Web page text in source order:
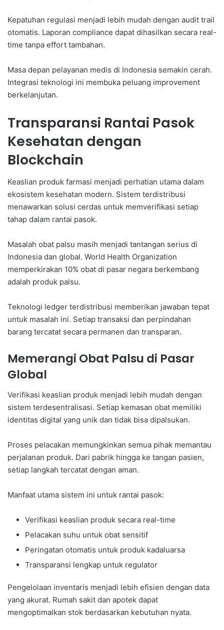
Kepatuhan regulasi menjadi lebih mudah dengan audit trail
otomatis. Laporan compliance dapat dihasilkan secara real-
time tanpa effort tambahan.
Masa depan pelayanan medis di Indonesia semakin cerah.
Integrasi teknologi ini membuka peluang improvement
berkelanjutan.
Transparansi Rantai Pasok
Kesehatan dengan
Blockchain
Keaslian produk farmasi menjadi perhatian utama dalam
ekosistem kesehatan modern. Sistem terdistribusi
menawarkan solusi cerdas untuk memverifikasi setiap
tahap dalam rantai pasok.
Masalah obat palsu masih menjadi tantangan serius di
Indonesia dan global. World Health Organization
memperkirakan 10% obat di pasar negara berkembang
adalah produk palsu.
Teknologi ledger terdistribusi memberikan jawaban tepat
untuk masalah ini. Setiap transaksi dan perpindahan
barang tercatat secara permanen dan transparan.
Memerangi Obat Palsu di Pasar
Global
Verifikasi keaslian produk menjadi lebih mudah dengan
sistem terdesentralisasi. Setiap kemasan obat memiliki
identitas digital yang unik dan tidak bisa dipalsukan.
Proses pelacakan memungkinkan semua pihak memantau
perjalanan produk. Dari pabrik hingga ke tangan pasien,
setiap langkah tercatat dengan aman.
Manfaat utama sistem ini untuk rantai pasok:
Verifikasi keaslian produk secara real-time
Pelacakan suhu untuk obat sensitif
Peringatan otomatis untuk produk kadaluarsa
Transparansi lengkap untuk regulator
Pengelolaan inventaris menjadi lebih efisien dengan data
yang akurat. Rumah sakit dan apotek dapat
mengoptimalkan stok berdasarkan kebutuhan nyata.